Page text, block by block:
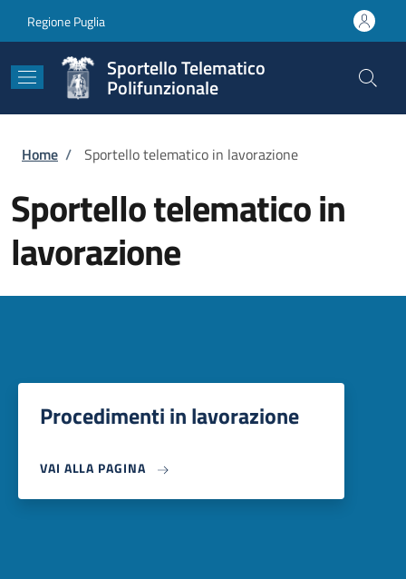
Regione Puglia
Sportello Telematico
Polifunzionale
Briciole di pane
Home / Sportello telematico in lavorazione
Sportello telematico in
lavorazione
Procedimenti in lavorazione
VAI ALLA PAGINA